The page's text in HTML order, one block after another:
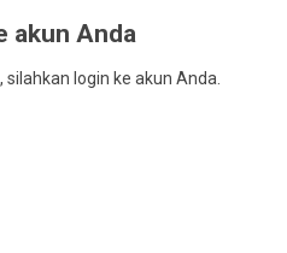
akun Anda
login ke akun Anda.